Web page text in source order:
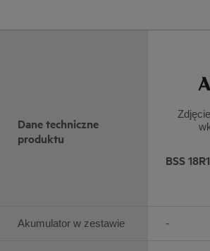
Dane techniczne
produktu
Akumulator w zestawie
BSS
-